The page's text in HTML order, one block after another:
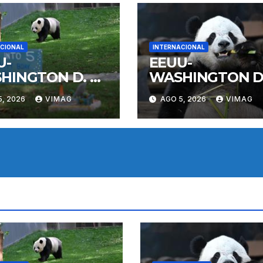
D. C.-
GIGANTE
2026 VIMAG
INTERNACIONAL
EEUU-
WASHINGTON D.
PANDA GIGANTE
BAO LI-
CUMPLEAÑOS
AGO 5, 2026 VIMAG